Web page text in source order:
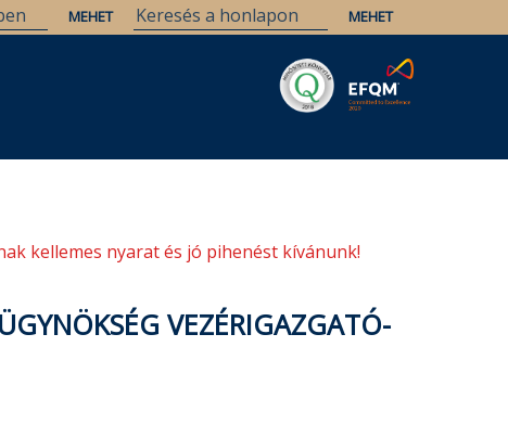
kellemes nyarat és jó pihenést kívánunk!
VEZÉRIGAZGATÓ-